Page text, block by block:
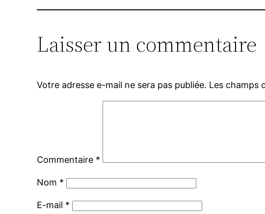
Laisser un commentaire
Votre adresse e-mail ne sera pas publiée. Les champs
Commentaire *
Nom *
E-mail *